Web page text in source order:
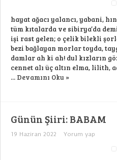
hayat ağacı yalancı, yabani,
tüm kıtalarda ve sibirya’da
işi rast gelen; o çelik bilekli
bezi bağlayan morlar toyda,
damlar ah ki ah! dul kızların
cennet alı üç altın elma, lilith,
... Devamını Oku »
Günün Şiiri: BABAM
19 Haziran 2022 Yorum yap